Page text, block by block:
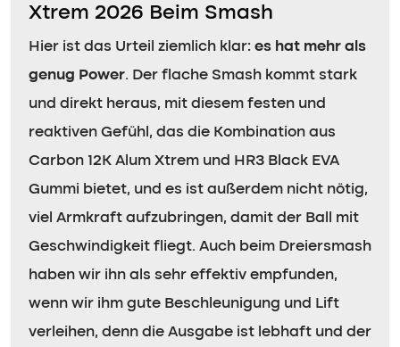
Xtrem 2026 Beim Smash
Hier ist das Urteil ziemlich klar: es hat mehr als
genug Power. Der flache Smash kommt stark
und direkt heraus, mit diesem festen und
reaktiven Gefühl, das die Kombination aus
Carbon 12K Alum Xtrem und HR3 Black EVA
Gummi bietet, und es ist außerdem nicht nötig,
viel Armkraft aufzubringen, damit der Ball mit
Geschwindigkeit fliegt. Auch beim Dreiersmash
haben wir ihn als sehr effektiv empfunden,
wenn wir ihm gute Beschleunigung und Lift
verleihen, denn die Ausgabe ist lebhaft und der